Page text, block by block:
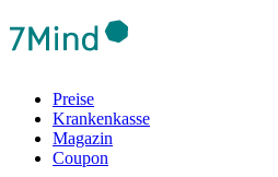
Preise
Krankenkasse
Magazin
Coupon